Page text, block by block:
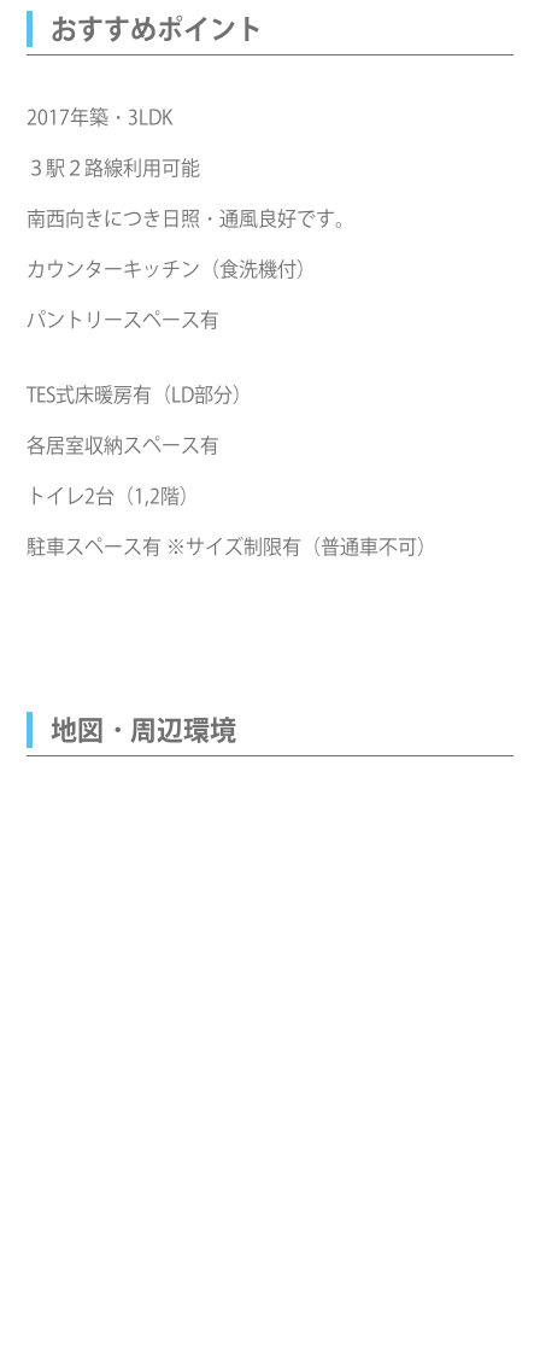
おすすめポイント
2017年築・3LDK
３駅２路線利用可能
南西向きにつき日照・通風良好です。
カウンターキッチン（食洗機付）
パントリースペース有
TES式床暖房有（LD部分）
各居室収納スペース有
トイレ2台（1,2階）
駐車スペース有 ※サイズ制限有（普通車不可）
地図・周辺環境